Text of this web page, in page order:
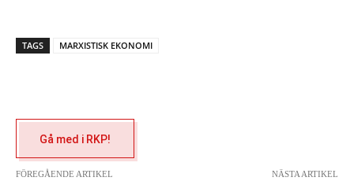
TAGS MARXISTISK EKONOMI
Gå med i RKP!
FÖREGÅENDE ARTIKEL NÄSTA ARTIKEL